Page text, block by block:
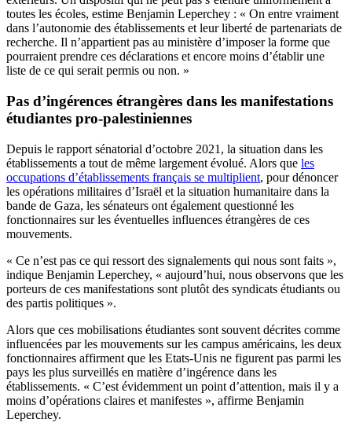
toutes les écoles, estime Benjamin Leperchey : « On entre vraiment
dans l’autonomie des établissements et leur liberté de partenariats de
recherche. Il n’appartient pas au ministère d’imposer la forme que
pourraient prendre ces déclarations et encore moins d’établir une
liste de ce qui serait permis ou non. »
Pas d’ingérences étrangères dans les manifestations
étudiantes pro-palestiniennes
Depuis le rapport sénatorial d’octobre 2021, la situation dans les
établissements a tout de même largement évolué. Alors que les
occupations d’établissements français se multiplient, pour dénoncer
les opérations militaires d’Israël et la situation humanitaire dans la
bande de Gaza, les sénateurs ont également questionné les
fonctionnaires sur les éventuelles influences étrangères de ces
mouvements.
« Ce n’est pas ce qui ressort des signalements qui nous sont faits »,
indique Benjamin Leperchey, « aujourd’hui, nous observons que les
porteurs de ces manifestations sont plutôt des syndicats étudiants ou
des partis politiques ».
Alors que ces mobilisations étudiantes sont souvent décrites comme
influencées par les mouvements sur les campus américains, les deux
fonctionnaires affirment que les Etats-Unis ne figurent pas parmi les
pays les plus surveillés en matière d’ingérence dans les
établissements. « C’est évidemment un point d’attention, mais il y a
moins d’opérations claires et manifestes », affirme Benjamin
Leperchey.